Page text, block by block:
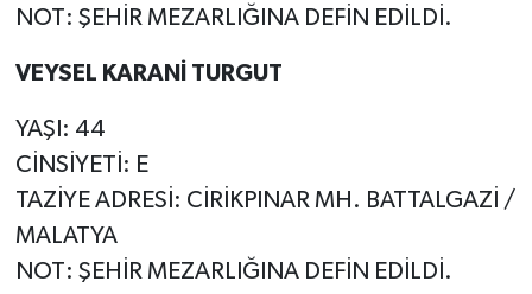
NOT: ŞEHİR MEZARLIĞINA DEFİN EDİLDİ.
VEYSEL KARANİ TURGUT
YAŞI: 44
CİNSİYETİ: E
TAZİYE ADRESİ: CİRİKPINAR MH. BATTALGAZİ /
MALATYA
NOT: ŞEHİR MEZARLIĞINA DEFİN EDİLDİ.